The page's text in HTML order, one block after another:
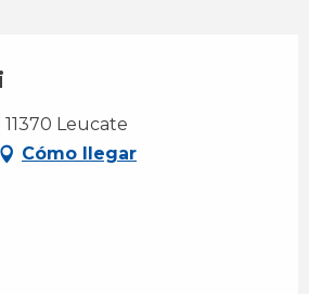
11370 Leucate
Cómo llegar